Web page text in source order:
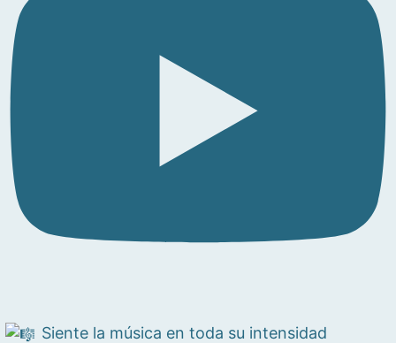
Siente la música en toda su intensidad